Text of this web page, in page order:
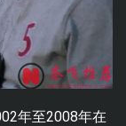
年至2008年在